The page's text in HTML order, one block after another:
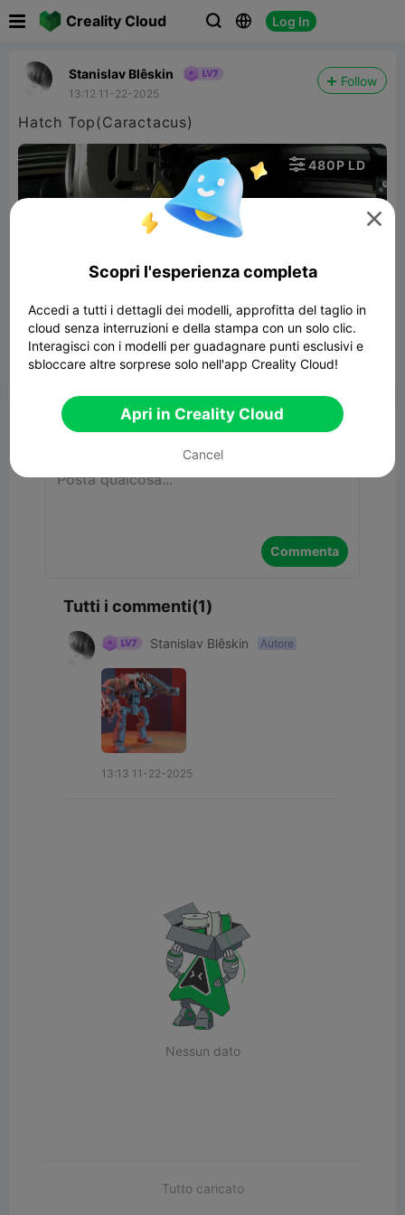
Creality Cloud   Log In
Stanislav Blêskin
13:12 11-22-2025
Follow
Hatch Top(Caractacus)
00:08

480P LD
 Segnala 2  1
Commenta
Commenta
Tutti i commenti(1)
Stanislav Blêskin Autore
13:13 11-22-2025
Nessun dato
Tutto caricato

Scopri l'esperienza completa
Accedi a tutti i dettagli dei modelli, approfitta del taglio in
cloud senza interruzioni e della stampa con un solo clic.
Interagisci con i modelli per guadagnare punti esclusivi e
sbloccare altre sorprese solo nell'app Creality Cloud!
Apri in Creality Cloud
Cancel